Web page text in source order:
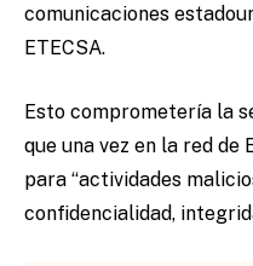
comunicaciones
ETECSA.
Esto comprometería la
que una vez en la red de
para “actividades
confidencialidad,